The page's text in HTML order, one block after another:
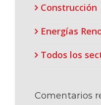
Construcción
Energías
Todos los
Comentarios